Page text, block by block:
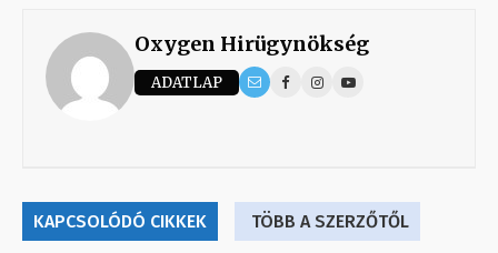
Oxygen Hirügynökség
ADATLAP
KAPCSOLÓDÓ CIKKEK TÖBB A SZERZŐTŐL